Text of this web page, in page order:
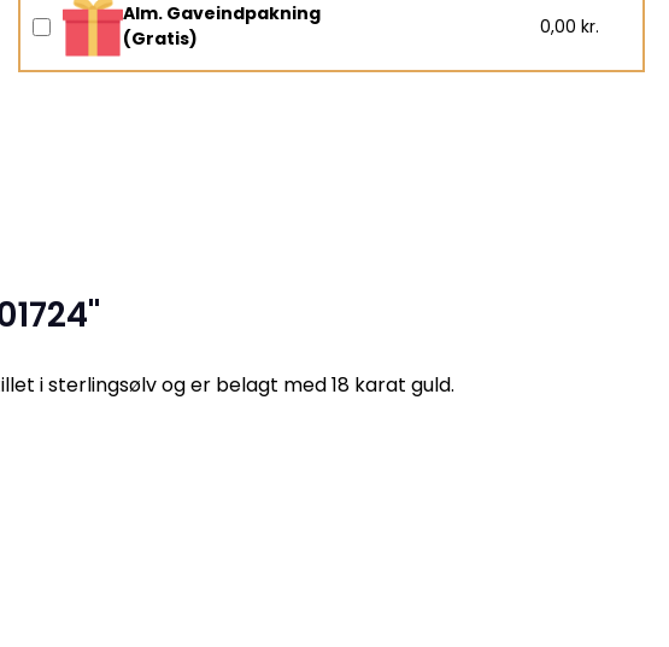
Alm. Gaveindpakning
(Gratis)
0,00 kr.
i sterlingsølv og er belagt med 18 karat guld.